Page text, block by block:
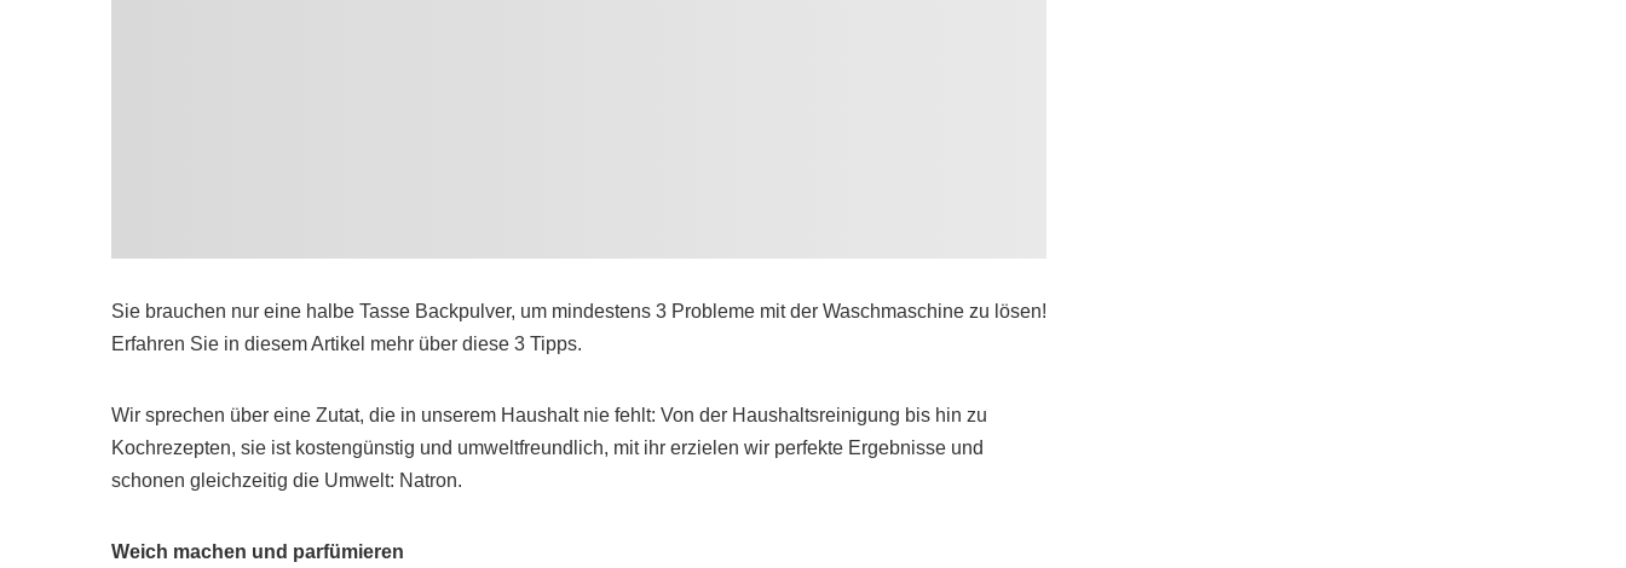
Sie brauchen nur eine halbe Tasse Backpulver, um mindestens 3 Probleme mit der Waschmaschine zu lösen!
Erfahren Sie in diesem Artikel mehr über diese 3 Tipps.
Wir sprechen über eine Zutat, die in unserem Haushalt nie fehlt: Von der Haushaltsreinigung bis hin zu
Kochrezepten, sie ist kostengünstig und umweltfreundlich, mit ihr erzielen wir perfekte Ergebnisse und
schonen gleichzeitig die Umwelt: Natron.
Weich machen und parfümieren